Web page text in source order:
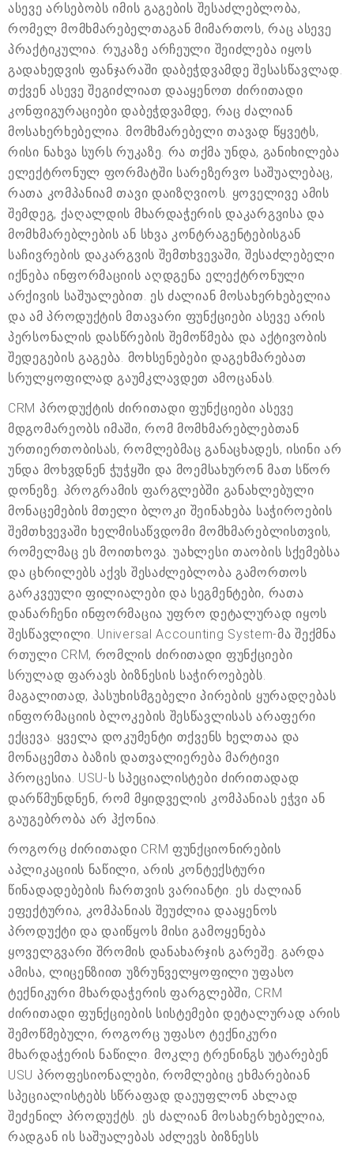
ასევე არსებობს იმის გაგების შესაძლებლობა,
რომელ მომხმარებელთაგან მიმართოს, რაც ასევე
პრაქტიკულია. რუკაზე არჩეული შეიძლება იყოს
გადახედვის ფანჯარაში დაბეჭდვამდე შესასწავლად.
თქვენ ასევე შეგიძლიათ დააყენოთ ძირითადი
კონფიგურაციები დაბეჭდვამდე, რაც ძალიან
მოსახერხებელია. მომხმარებელი თავად წყვეტს,
რისი ნახვა სურს რუკაზე. რა თქმა უნდა, განიხილება
ელექტრონულ ფორმატში სარეზერვო საშუალებაც,
რათა კომპანიამ თავი დაიზღვიოს. ყოველივე ამის
შემდეგ, ქაღალდის მხარდაჭერის დაკარგვისა და
მომხმარებლების ან სხვა კონტრაგენტებისგან
საჩივრების დაკარგვის შემთხვევაში, შესაძლებელი
იქნება ინფორმაციის აღდგენა ელექტრონული
არქივის საშუალებით. ეს ძალიან მოსახერხებელია
და ამ პროდუქტის მთავარი ფუნქციები ასევე არის
პერსონალის დასწრების შემოწმება და აქტივობის
შედეგების გაგება. მოხსენებები დაგეხმარებათ
სრულყოფილად გაუმკლავდეთ ამოცანას.
CRM პროდუქტის ძირითადი ფუნქციები ასევე
მდგომარეობს იმაში, რომ მომხმარებლებთან
ურთიერთობისას, რომლებმაც განაცხადეს, ისინი არ
უნდა მოხვდნენ ჭუჭყში და მოემსახურონ მათ სწორ
დონეზე. პროგრამის ფარგლებში განახლებული
მონაცემების მთელი ბლოკი შეინახება საჭიროების
შემთხვევაში ხელმისაწვდომი მომხმარებლისთვის,
რომელმაც ეს მოითხოვა. უახლესი თაობის სქემებსა
და ცხრილებს აქვს შესაძლებლობა გამორთოს
გარკვეული ფილიალები და სეგმენტები, რათა
დანარჩენი ინფორმაცია უფრო დეტალურად იყოს
შესწავლილი. Universal Accounting System-მა შექმნა
რთული CRM, რომლის ძირითადი ფუნქციები
სრულად ფარავს ბიზნესის საჭიროებებს.
მაგალითად, პასუხისმგებელი პირების ყურადღებას
ინფორმაციის ბლოკების შესწავლისას არაფერი
ექცევა. ყველა დოკუმენტი თქვენს ხელთაა და
მონაცემთა ბაზის დათვალიერება მარტივი
პროცესია. USU-ს სპეციალისტები ძირითადად
დარწმუნდნენ, რომ მყიდველის კომპანიას ეჭვი ან
გაუგებრობა არ ჰქონია.
როგორც ძირითადი CRM ფუნქციონირების
აპლიკაციის ნაწილი, არის კონტექსტური
წინადადებების ჩართვის ვარიანტი. ეს ძალიან
ეფექტურია, კომპანიას შეუძლია დააყენოს
პროდუქტი და დაიწყოს მისი გამოყენება
ყოველგვარი შრომის დანახარჯის გარეშე. გარდა
ამისა, ლიცენზიით უზრუნველყოფილი უფასო
ტექნიკური მხარდაჭერის ფარგლებში, CRM
ძირითადი ფუნქციების სისტემები დეტალურად არის
შემოწმებული, როგორც უფასო ტექნიკური
მხარდაჭერის ნაწილი. მოკლე ტრენინგს უტარებენ
USU პროფესიონალები, რომლებიც ეხმარებიან
სპეციალისტებს სწრაფად დაეუფლონ ახლად
შეძენილ პროდუქტს. ეს ძალიან მოსახერხებელია,
რადგან ის საშუალებას აძლევს ბიზნესს